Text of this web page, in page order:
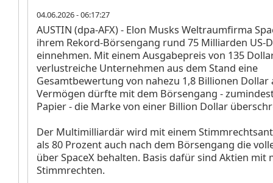
04.06.2026 - 06:17:27
AUSTIN (dpa-AFX) - Elon Musks Weltraumfirma
ihrem Rekord-Börsengang rund 75 Milliarden US-
einnehmen. Mit einem Ausgabepreis von 135
verlustreiche Unternehmen aus dem Stand eine
Gesamtbewertung von nahezu 1,8 Billionen Dollar
Vermögen dürfte mit dem Börsengang -
Papier - die Marke von einer Billion Dollar
Der Multimilliardär wird mit einem
als 80 Prozent auch nach dem Börsengang die
über SpaceX behalten. Basis dafür sind Aktien mit
Stimmrechten.